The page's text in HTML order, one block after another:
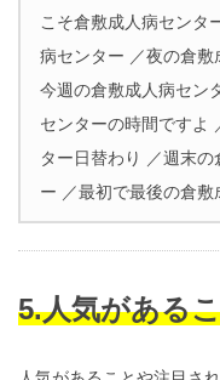
こそ倉敷成人病センタ
病センター ／夜の倉敷
今週の倉敷成人病セン
センターの時間ですよ
ター日替わり ／週末の
ー ／最初で最後の倉敷
5.人気がある